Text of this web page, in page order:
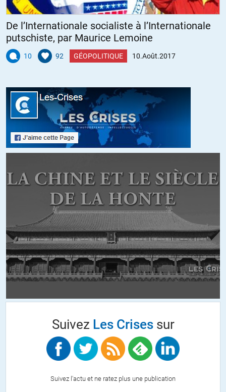
+1 ALERTER
Gonzalez Alvarez
+2 ALERTER
Lopez//04.08.2017 à 00h52
+2 ALERTER
jb fort//04.08.2017 à 16h53
je veux bien essayer de voir si mon ancien espagnol veut bien refaire
surface
ALERTER
peux traduire de l’anglais, espagnol et russe.
De l’Internationale socialiste à l’Internationale
putschiste, par Maurice Lemoine
10 92 GÉOPOLITIQUE 10.Août.2017
Suivez Les Crisessur
Suivez l'actu et ne ratez plus une publication